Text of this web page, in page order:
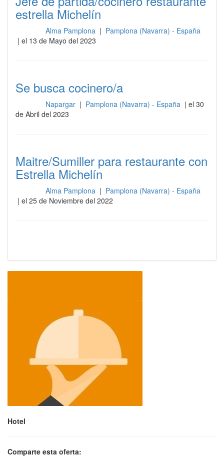
estrella Michelín
Alma Pamplona | Pamplona (Navarra) - España
| el 13 de Mayo del 2023
Se busca cocinero/a
Napargar | Pamplona (Navarra) - España | el 30
de Abril del 2023
Maitre/Sumiller para restaurante con
Estrella Michelín
Alma Pamplona | Pamplona (Navarra) - España
| el 25 de Noviembre del 2022
Hotel
Comparte esta oferta: